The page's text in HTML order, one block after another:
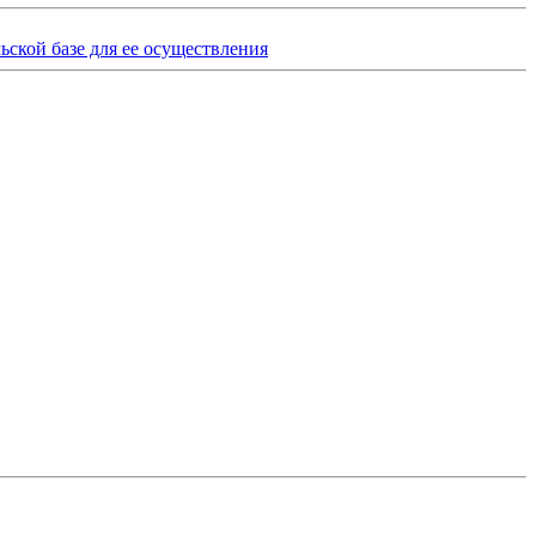
базе для ее осуществления